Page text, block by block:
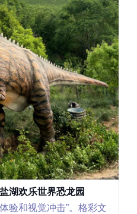
湖欢乐世界恐龙园
验和视觉冲击”。格彩文